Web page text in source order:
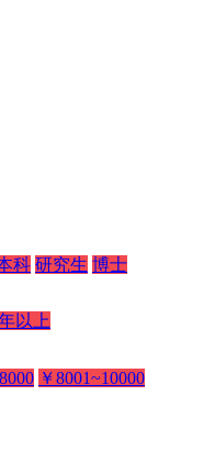
科 研究生 博士
以上
￥8001~10000